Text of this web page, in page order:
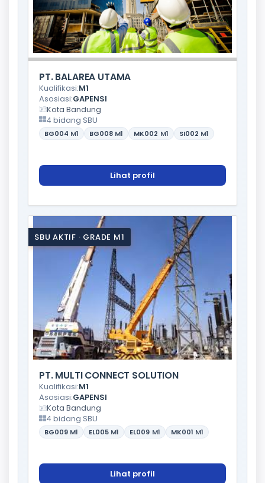
PT. BALAREA UTAMA
Kualifikasi:M1
Asosiasi:GAPENSI
Kota Bandung
4 bidang SBU
BG004 M1 BG008 M1 MK002 M1 SI002 M1
Lihat profil
SBU AKTIF · GRADE M1
PT. MULTI CONNECT SOLUTION
Kualifikasi:M1
Asosiasi:GAPENSI
Kota Bandung
4 bidang SBU
BG009 M1 EL005 M1 EL009 M1 MK001 M1
Lihat profil